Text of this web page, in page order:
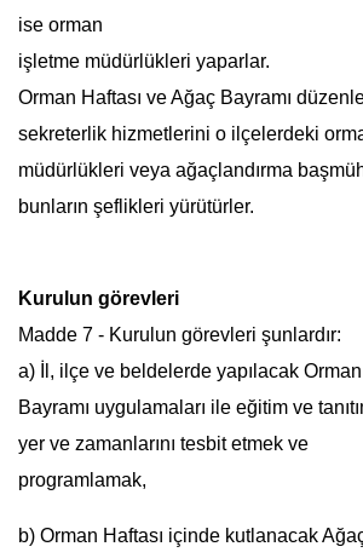
ise orman
işletme müdürlükleri yaparlar.
Orman Haftası ve Ağaç Bayramı
sekreterlik hizmetlerini o ilçelerdeki
müdürlükleri veya ağaçlandırma
bunların şeflikleri yürütürler.
Kurulun görevleri
Madde 7 - Kurulun görevleri şunlardır:
a) İl, ilçe ve beldelerde yapılacak
Bayramı uygulamaları ile eğitim ve
yer ve zamanlarını tesbit etmek ve
b) Orman Haftası içinde kutlanacak